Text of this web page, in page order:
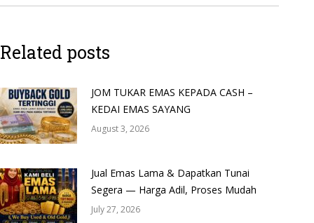
Related posts
JOM TUKAR EMAS KEPADA CASH –
KEDAI EMAS SAYANG
August 3, 2026
Jual Emas Lama & Dapatkan Tunai
Segera — Harga Adil, Proses Mudah
July 27, 2026